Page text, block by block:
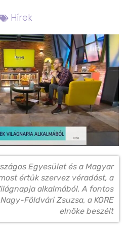
Hírek
Egyesület és a Magyar
értük szervez véradást, a
alkalmából. A fontos
Földvári Zsuzsa, a KORE
elnöke beszélt